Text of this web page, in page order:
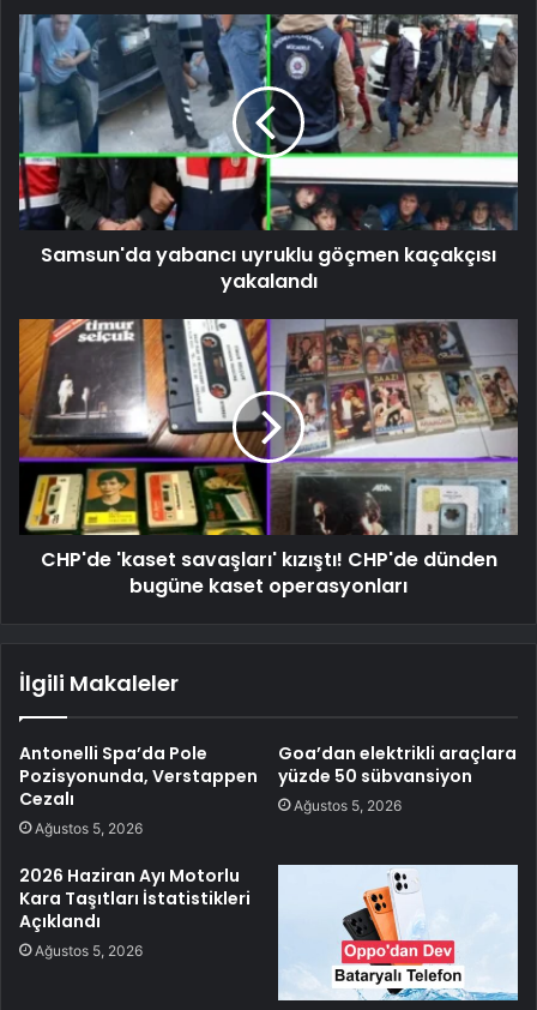
Samsun'da yabancı uyruklu göçmen kaçakçısı
yakalandı
CHP'de 'kaset savaşları' kızıştı! CHP'de dünden
bugüne kaset operasyonları
İlgili Makaleler
Antonelli Spa’da Pole
Pozisyonunda, Verstappen
Cezalı
Ağustos 5, 2026
Goa’dan elektrikli araçlara
yüzde 50 sübvansiyon
Ağustos 5, 2026
2026 Haziran Ayı Motorlu
Kara Taşıtları İstatistikleri
Açıklandı
Ağustos 5, 2026